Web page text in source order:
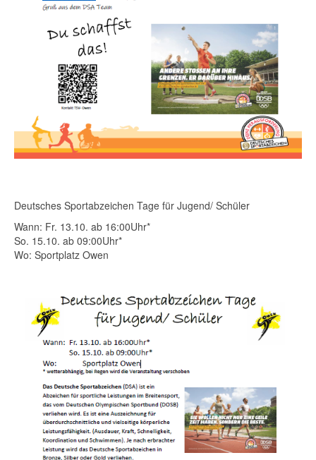
Deutsches Sportabzeichen Tage für Jugend/ Schüler
Wann: Fr. 13.10. ab 16:00Uhr*
So. 15.10. ab 09:00Uhr*
Wo: Sportplatz Owen